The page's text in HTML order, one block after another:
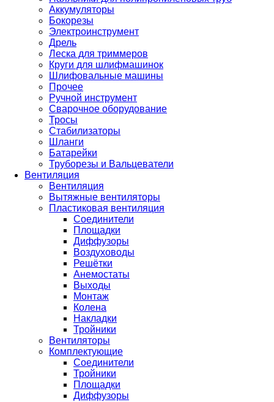
Аккумуляторы
Бокорезы
Электроинструмент
Дрель
Леска для триммеров
Круги для шлифмашинок
Шлифовальные машины
Прочее
Ручной инструмент
Сварочное оборудование
Тросы
Стабилизаторы
Шланги
Батарейки
Труборезы и Вальцеватели
Вентиляция
Вентиляция
Вытяжные вентиляторы
Пластиковая вентиляция
Соединители
Площадки
Диффузоры
Воздуховоды
Решётки
Анемостаты
Выходы
Монтаж
Колена
Накладки
Тройники
Вентиляторы
Комплектующие
Соединители
Тройники
Площадки
Диффузоры